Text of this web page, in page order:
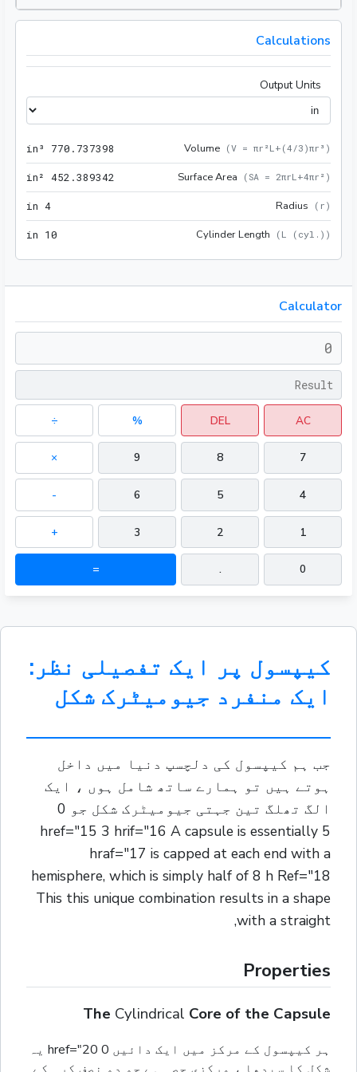
Calculations
Output Units
Volume (V = πr²L+(4/3)πr³ )
770 . 737398
Surface Area ( SA = 2πrL+4πr² )
452 .389342
Radius ( r )
4
Cylinder Length ( L (cyl.) )
10
Calculator
AC
DEL
%
÷
7
8
9
×
4
5
6
-
1
2
3
+
0
.
=
کیپسول پر ایک تفصیلی نظر:
ایک منفرد جیومیٹرک شکل
جب ہم کیپسول کی دلچسپ دنیا میں داخل
ہوتے ہیں تو ہمارے ساتھ شامل ہوں ، ایک
الگ تھلگ تین جہتی جیومیٹرک شکل جو 0
href="15 3 hrif="16 A capsule is essentially 5
hraf="17 is capped at each end with a
hemisphere, which is simply half of 8 h Ref="18
This this unique combination results in a shape
with a straight,
Properties
The Cylindrical Core of the Capsule
ہر کیپسول کے مرکز میں ایک دائیں 0 href="20 یہ